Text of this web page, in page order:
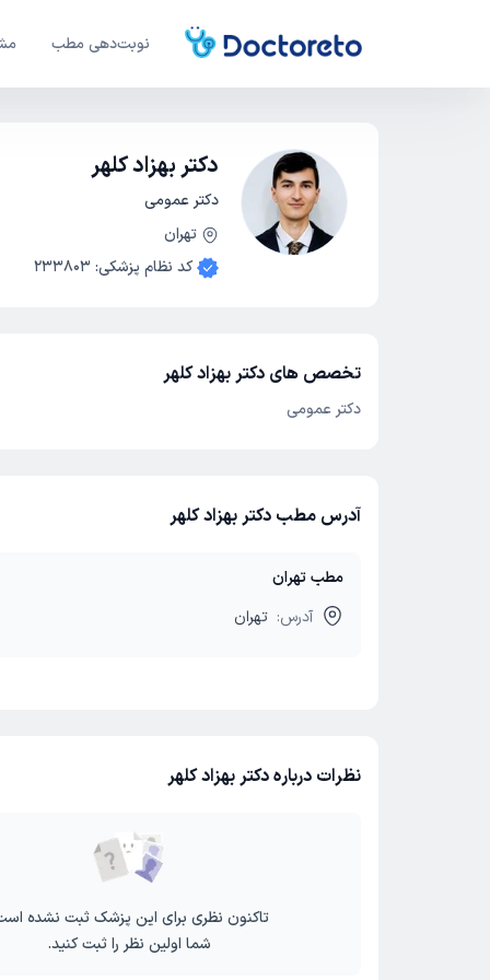
نوبت‌دهی مطب
دکتر بهزاد کلهر
دکتر عمومی
تهران
کد نظام پزشکی:
233803
تخصص های دکتر بهزاد کلهر
دکتر عمومی
آدرس مطب دکتر بهزاد کلهر
مطب تهران
آدرس: تهران
نظرات درباره دکتر بهزاد کلهر
تاکنون نظری برای این پزشک ثبت نشده
شما اولین نظر را ثبت کنید.